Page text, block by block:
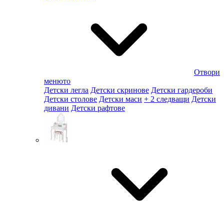
Отвори
менюто
Детски легла Детски скринове Детски гардероби
Детски столове Детски маси + 2 следващи Детски
дивани Детски рафтове